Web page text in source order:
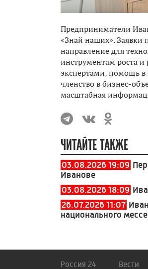
Предприниматели
«Знай наших». Заявки
направление для
инструментам роста и
экспертами, помощь
членство в бизнес-
масштабная
ЧИТАЙТЕ ТАКЖЕ
03.08.2026 19:09
Иванове
03.08.2026 18:09
26.07.2026 11:07
национального
Россия 24
Вести